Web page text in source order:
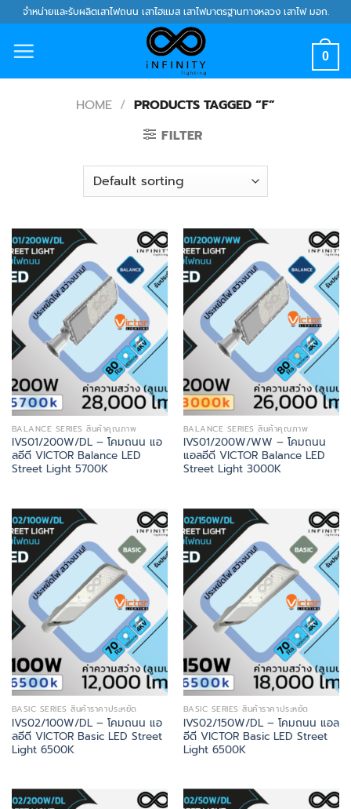
Skip
to
content
จำหน่ายและรับผลิตเสาไฟถนน เสาไฮแมส เสาไฟมาตรฐานทางหลวง เสาไฟ มอก.
0
HOME / PRODUCTS TAGGED “F”
FILTER
BALANCE SERIES สินค้าคุณภาพ
IVS01/200W/DL – โคมถนน แอ
ลอีดี VICTOR Balance LED
Street Light 5700K
BALANCE SERIES สินค้าคุณภาพ
IVS01/200W/WW – โคมถนน
แอลอีดี VICTOR Balance LED
Street Light 3000K
BASIC SERIES สินค้าราคาประหยัด
IVS02/100W/DL – โคมถนน แอ
ลอีดี VICTOR Basic LED Street
Light 6500K
BASIC SERIES สินค้าราคาประหยัด
IVS02/150W/DL – โคมถนน แอล
อีดี VICTOR Basic LED Street
Light 6500K